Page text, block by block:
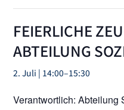
FEIERLICHE
ABTEILUNG
2. Juli | 14:00–15:30
Verantwortlich: Abteilung